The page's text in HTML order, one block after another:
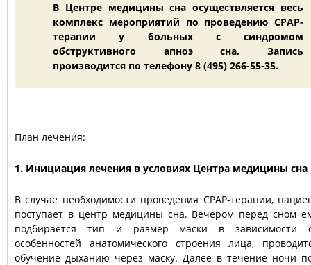
В Центре медицины сна осуществляется весь
комплекс мероприятий по проведению CPAP-
терапии у больных с синдромом
обструктивного апноэ сна. Запись
производится по телефону 8 (495) 266-55-35.
План лечения:
1. Инициация лечения в условиях Центра медицины сна
В случае необходимости проведения CPAP-терапии,
поступает в центр медицины сна. Вечером перед сном
подбирается тип и размер маски в зависимости
особенностей анатомического строения лица,
обучение дыханию через маску. Далее в течение ночи